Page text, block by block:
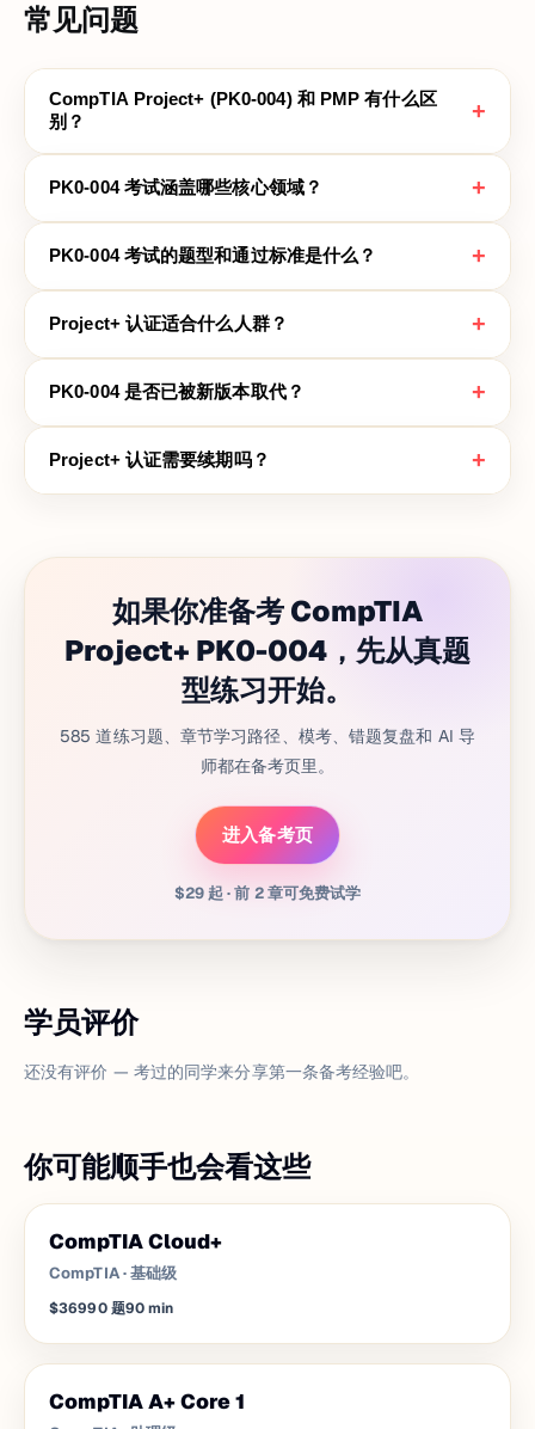
常见问题
CompTIA Project+ (PK0-004) 和 PMP 有什么区
别？
+
PK0-004 考试涵盖哪些核心领域？ +
PK0-004 考试的题型和通过标准是什么？ +
Project+ 认证适合什么人群？ +
PK0-004 是否已被新版本取代？ +
Project+ 认证需要续期吗？ +
如果你准备考 CompTIA
Project+ PK0-004，先从真题
型练习开始。
585 道练习题、章节学习路径、模考、错题复盘和 AI 导
师都在备考页里。
进入备考页
$29 起 · 前 2 章可免费试学
学员评价
还没有评价 — 考过的同学来分享第一条备考经验吧。
你可能顺手也会看这些
CompTIA Cloud+
CompTIA·基础级
$36990 题90min
CompTIA A+ Core 1